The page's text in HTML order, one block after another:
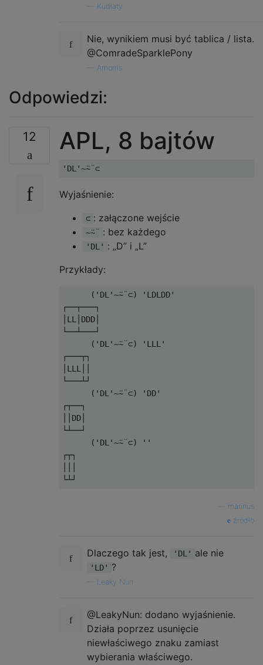
Kudłaty
Nie, wynikiem musi być tablica / lista.
@ComradeSparklePony
Amorris
Odpowiedzi:
12 APL, 8 bajtów
Wyjaśnienie:
⊂ : załączone wejście
~⍨¨ : bez każdego
'DL' : „D” i „L”
Przykłady:
      ('DL'~⍨¨⊂) 'LDLDD'
┌──┬───┐
│LL│DDD│
└──┴───┘
      ('DL'~⍨¨⊂) 'LLL'
┌───┬┐
│LLL││
└───┴┘
      ('DL'~⍨¨⊂) 'DD'
┌┬──┐
││DD│
└┴──┘
      ('DL'~⍨¨⊂) ''
┌┬┐
marinus
źródło
Dlaczego tak jest, 'DL' ale nie
'LD' ?
Leaky Nun
@LeakyNun: dodano wyjaśnienie.
Działa poprzez usunięcie
niewłaściwego znaku zamiast
wybierania właściwego.